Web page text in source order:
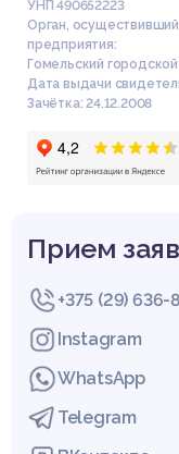
УНП 490652223
Орган,
предприятия:
Гомельский
Дата выдачи
Зачётка: 24.12.2008
Прием
+375 (29) 636-
Instagram
WhatsApp
Telegram